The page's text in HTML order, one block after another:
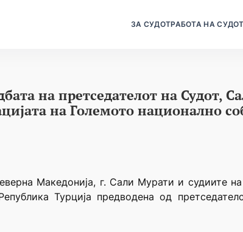
ЗА СУДОТРАБОТА НА СУДОТ
на претседателот на Судот,
на Големото национално
Македонија, г. Сали Мурати и судиите
Турција предводена од